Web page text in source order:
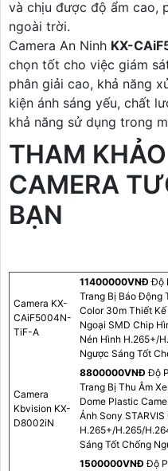
và chịu được độ ẩm cao,
ngoài trời.
Camera An Ninh KX-
chọn tốt cho việc giám
phân giải cao, khả năng
kiện ánh sáng yếu, chất
khả năng sử dụng trong
THAM
CAMERA
BẠN
Camera KX-
CAiF5004N-
TiF-A
11400000VNÐ Độ
Trang Bị Báo Động
Color 30m Thiết
Ngoại SMD Chip
Nén Hình H.265+/
Ngược Sáng Tốt
Camera
Kbvision KX-
D8002iN
8800000VNÐ Độ
Trang Bị Thu Âm
Dome Plastic
Ảnh Sony
H.265+/H.265/
Sáng Tốt Chống
1500000VNÐ Độ